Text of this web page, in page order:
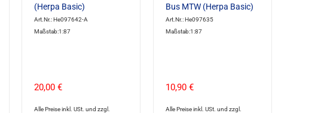
(Herpa Basic)
Art.Nr.: He097642-A
Maßstab:1:87
20,00 €
Alle Preise inkl. USt. und zzgl.
Bus MTW (Herpa Basic)
Art.Nr.: He097635
Maßstab:1:87
10,90 €
Alle Preise inkl. USt. und zzgl.